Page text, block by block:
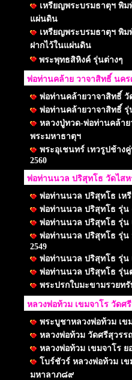
เหรียญพระบรมธาตุฯ พิ
แผ่นดิน
เหรียญพระบรมธาตุฯ พิม
ฝากไว้ในแผ่นดิน
พระพุทธสิหิงค์ รุ่นต่างๆ
พ่อท่านคล้าย วาจาสิทธิ์ นค
พ่อท่านคล้ายวาจาสิทธิ์
พ่อท่านคล้ายวาจาสิทธิ์
หลวงปู่ทวด-พ่อท่านคล้า
พระมหาธาตุฯ
พระอุเชนทร์ เทวรูปช้า
2560
พ่อท่านนวล ปริสุทโธ วัดไส
พ่อท่านนวล ปริสุทโธ เห
พ่อท่านนวล ปริสุทโธ รุ่น
พ่อท่านนวล ปริสุทโธ รุ่น
พ่อท่านนวล ปริสุทโธ รุ่น
2549
พ่อท่านนวล ปริสุทโธ รุ่น
พ่อท่านนวล ปริสุทโธ รุ่น
พระปรกใบมะขามรวยท
หลวงพ่อท้วม เขมจาโร วัด
พระบูชาหลวงพ่อท้วม เข
หลวงพ่อท้วม วัดศรีสุวรร
หลวงพ่อท้วม เขมจาโร ย
โบร์ชัวร์ หลวงพ่อท้วม เ
มหาลาภ๘๙